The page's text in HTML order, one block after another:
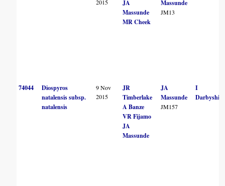
2015
JA
Massunde
MR Cheek
Massunde
JM13
74044
Diospyros
natalensis subsp.
natalensis
9 Nov
2015
JR
Timberlake
A Banze
VR Fijamo
JA
Massunde
JA
Massunde
JM157
I
Darbyshire